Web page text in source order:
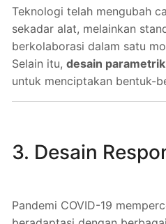
Teknologi telah mengubah
sekadar alat, melainkan
berkolaborasi dalam satu
Selain itu, desain parametrik
untuk menciptakan bentuk-
3. Desain
Pandemi COVID-19